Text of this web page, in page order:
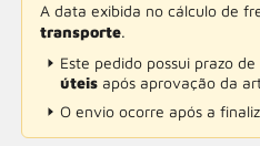
A data exibida no cálculo de
transporte.
Este pedido possui prazo
úteis após aprovação da
O envio ocorre após a